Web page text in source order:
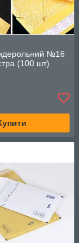
№16
(100 шт)